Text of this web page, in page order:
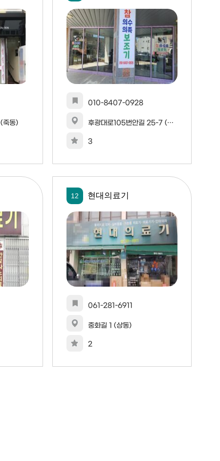
죽동)
010-8407-0928
후광대로105번안길 25-7 (옥..
3
12 현대의료기
061-281-6911
중화길 1 (상동)
2